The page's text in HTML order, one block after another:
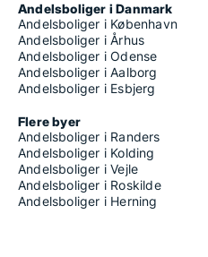
Andelsboliger i Danmark
Andelsboliger i København
Andelsboliger i Århus
Andelsboliger i Odense
Andelsboliger i Aalborg
Andelsboliger i Esbjerg
Flere byer
Andelsboliger i Randers
Andelsboliger i Kolding
Andelsboliger i Vejle
Andelsboliger i Roskilde
Andelsboliger i Herning